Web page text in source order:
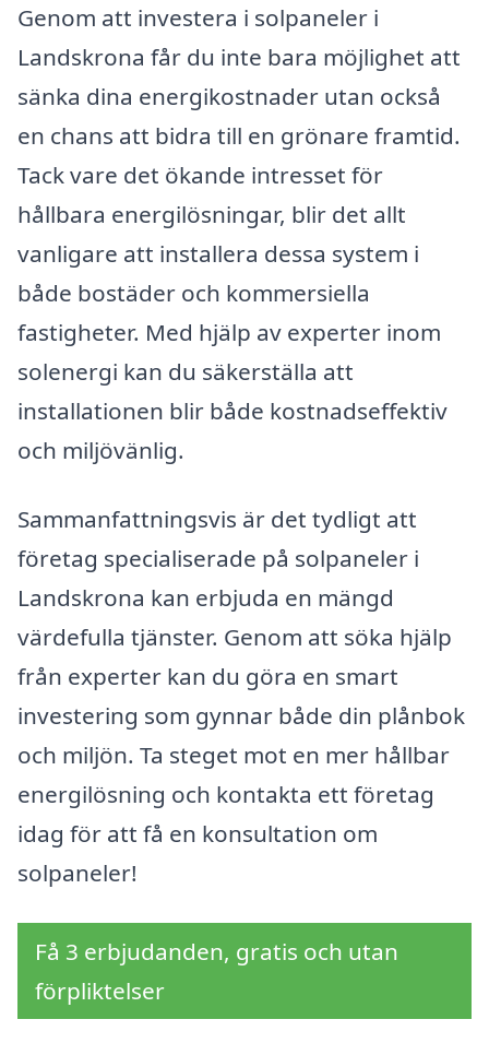
Genom att investera i solpaneler i
Landskrona får du inte bara möjlighet att
sänka dina energikostnader utan också
en chans att bidra till en grönare framtid.
Tack vare det ökande intresset för
hållbara energilösningar, blir det allt
vanligare att installera dessa system i
både bostäder och kommersiella
fastigheter. Med hjälp av experter inom
solenergi kan du säkerställa att
installationen blir både kostnadseffektiv
och miljövänlig.
Sammanfattningsvis är det tydligt att
företag specialiserade på solpaneler i
Landskrona kan erbjuda en mängd
värdefulla tjänster. Genom att söka hjälp
från experter kan du göra en smart
investering som gynnar både din plånbok
och miljön. Ta steget mot en mer hållbar
energilösning och kontakta ett företag
idag för att få en konsultation om
solpaneler!
Få 3 erbjudanden, gratis och utan
förpliktelser